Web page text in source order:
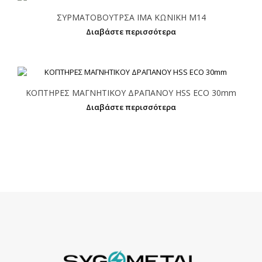
ΣΥΡΜΑΤΟΒΟΥΤΡΣΑ IMA ΚΩΝΙΚΗ Μ14
Διαβάστε περισσότερα
ΚΟΠΤΗΡΕΣ ΜΑΓΝΗΤΙΚΟΥ ΔΡΑΠΑΝΟΥ HSS ECO 30mm
Διαβάστε περισσότερα